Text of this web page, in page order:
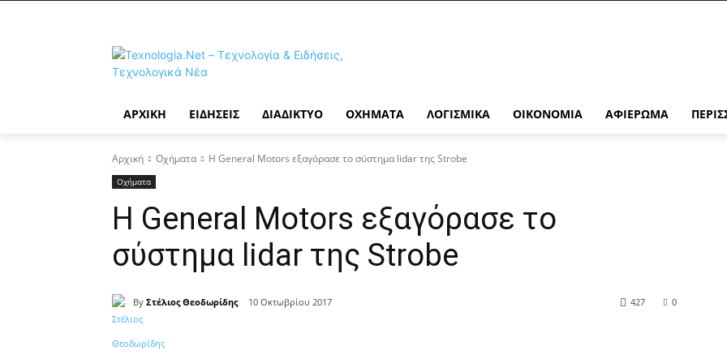
ΑΡΧΙΚΉ ΕΙΔΉΣΕΙΣ ΔΙΑΔΊΚΤΥΟ ΟΧΉΜΑΤΑ ΛΟΓΙΣΜΙΚΆ ΟΙΚΟΝΟΜΊΑ ΑΦΙΈΡΩΜΑ
Αρχική Οχήματα Η General Motors εξαγόρασε το σύστημα lidar της Strobe
Οχήματα
Η General Motors εξαγόρασε το
σύστημα lidar της Strobe
By Στέλιος Θεοδωρίδης 10 Οκτωβρίου 2017 0
427
Κοινοποίηση